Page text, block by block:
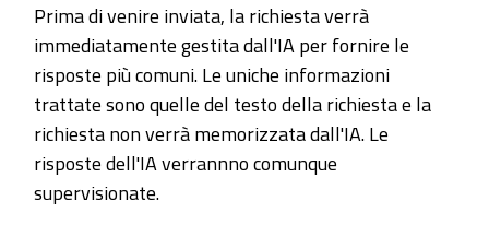
Prima di venire inviata, la richiesta verrà
immediatamente gestita dall'IA per fornire le
risposte più comuni. Le uniche informazioni
trattate sono quelle del testo della richiesta e la
richiesta non verrà memorizzata dall'IA. Le
risposte dell'IA verrannno comunque
supervisionate.